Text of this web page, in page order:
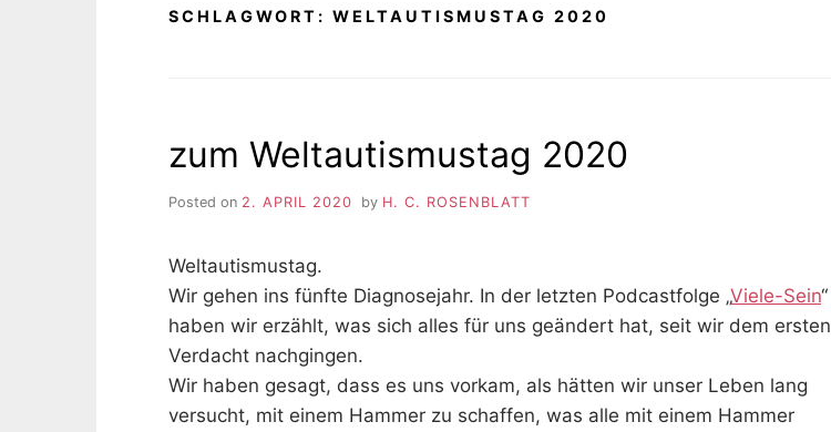
SCHLAGWORT: WELTAUTISMUSTAG 2020
zum Weltautismustag 2020
Posted on 2. APRIL 2020 by H. C. ROSENBLATT
Weltautismustag.
Wir gehen ins fünfte Diagnosejahr. In der letzten Podcastfolge „Viele-Sein“
haben wir erzählt, was sich alles für uns geändert hat, seit wir dem ersten
Verdacht nachgingen.
Wir haben gesagt, dass es uns vorkam, als hätten wir unser Leben lang
versucht, mit einem Hammer zu schaffen, was alle mit einem Hammer